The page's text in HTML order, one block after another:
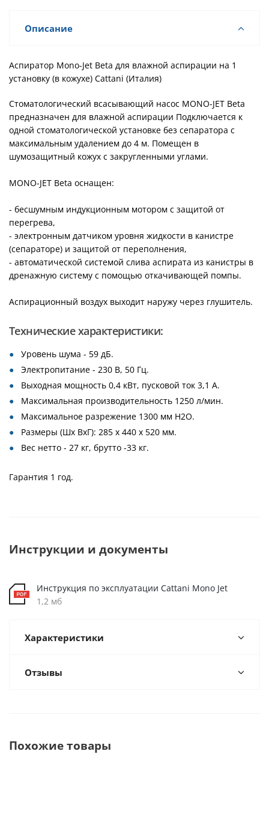
Описание
Аспиратор Mono-Jet Beta для влажной аспирации на 1
установку (в кожухе) Cattani (Италия)
Cтоматологический всасывающий насос MONO-JET Beta
предназначен для влажной аспирации Подключается к
одной стоматологической установке без сепаратора с
максимальным удалением до 4 м. Помещен в
шумозащитный кожух с закругленными углами.
MONO-JET Beta оснащен:
- бесшумным индукционным мотором с защитой от
перегрева,
- электронным датчиком уровня жидкости в канистре
(сепараторе) и защитой от переполнения,
- автоматической системой слива аспирата из канистры в
дренажную систему с помощью откачивающей помпы.
Аспирационный воздух выходит наружу через глушитель.
Технические характеристики:
Уровень шума - 59 дБ.
Электропитание - 230 В, 50 Гц.
Выходная мощность 0,4 кВт, пусковой ток 3,1 А.
Максимальная производительность 1250 л/мин.
Максимальное разрежение 1300 мм Н2О.
Размеры (Шх ВхГ): 285 х 440 х 520 мм.
Вес нетто - 27 кг, брутто -33 кг.
Гарантия 1 год.
Инструкции и документы
Инструкция по эксплуатации Cattani Mono Jet
1,2 мб
Характеристики
Отзывы
Похожие товары